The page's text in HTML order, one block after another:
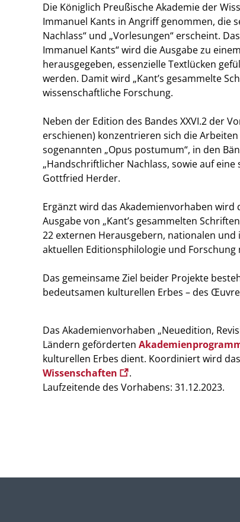
Die Königlich Preußische Akademie der
Immanuel Kants in Angriff genommen, die
Nachlass“ und „Vorlesungen“ erscheint.
Immanuel Kants“ wird die Ausgabe zu
herausgegeben, essenzielle Textlücken
werden. Damit wird „Kant’s gesammelte
wissenschaftliche Forschung.
Neben der Edition des Bandes XXVI.2 der
erschienen) konzentrieren sich die
sogenannten „Opus postumum“, in den
„Handschriftlicher Nachlass, sowie auf
Gottfried Herder.
Ergänzt wird das Akademienvorhaben wird
Ausgabe von „Kant’s gesammelten
22 externen Herausgebern, nationalen
aktuellen Editionsphilologie und Forschung
Das gemeinsame Ziel beider Projekte
bedeutsamen kulturellen Erbes – des
Das Akademienvorhaben „Neuedition,
Ländern geförderten
kulturellen Erbes dient. Koordiniert wird
Wissenschaften
.
Laufzeitende des Vorhabens: 31.12.2023.